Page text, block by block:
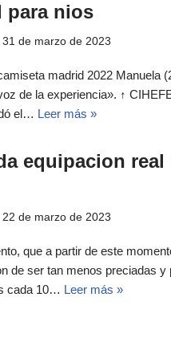
para nios
31 de marzo de 2023
madrid 2022 Manuela
de la experiencia». ↑
el… Leer más »
equipacion real
22 de marzo de 2023
que a partir de este
de ser tan menos preciadas y
cada 10… Leer más »